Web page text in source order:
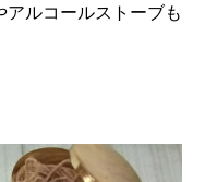
ルコールストーブも